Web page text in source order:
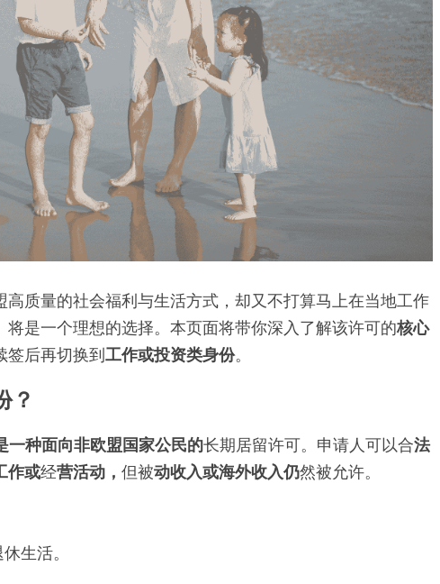
高质量的社会福利与生活方式，却又不打算马上在当地工作
将是一个理想的选择。本页面将带你深入了解该许可的核心
签后再切换到 工作或投资类身份。
？
一种面向非欧盟国家公民的长期居留许可。申请人可以合法
作或经营活动， 但被动收入或海外收入仍然被允许。
生活。